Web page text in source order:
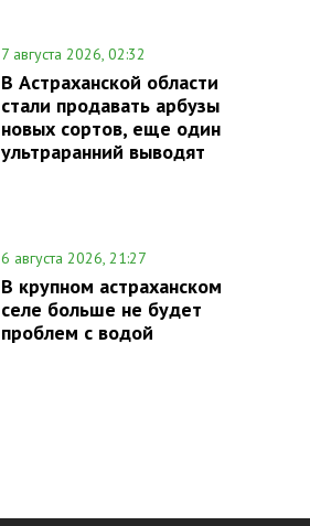
7 августа 2026, 02:32
В Астраханской области
стали продавать арбузы
новых сортов, еще один
ультраранний выводят
6 августа 2026, 21:27
В крупном астраханском
селе больше не будет
проблем с водой